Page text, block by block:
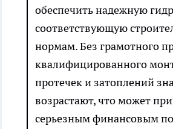
обеспечить надежную
соответствующую
нормам. Без грамотного
квалифицированного
протечек и затоплений
возрастают, что может
серьезным финансовым